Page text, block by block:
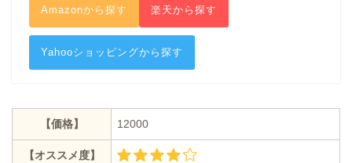
Amazonから探す 楽天から探す
Yahooショッピングから探す
【価格】 12000
【オススメ度】